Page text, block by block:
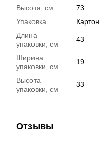
Высота, см
73
Упаковка
Длина
упаковки, см
43
Ширина
упаковки, см
19
Высота
упаковки, см
33
Отзывы